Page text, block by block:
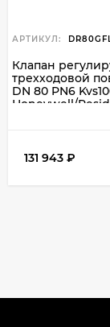
АРТИКУЛ:
Клапан
трехходовой
DN 80 PN6
Honeywell/
131 943 ₽